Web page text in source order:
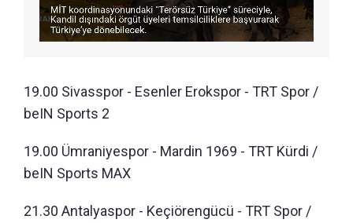
19.00 Sivasspor - Esenler Erokspor - TRT Spor /
beIN Sports 2
19.00 Ümraniyespor - Mardin 1969 - TRT Kürdi /
beIN Sports MAX
21.30 Antalyaspor - Keçiörengücü - TRT Spor /